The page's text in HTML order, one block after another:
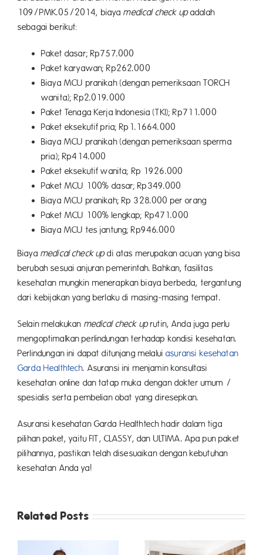
109/PMK.05/2014, biayamedical check upadalah
sebagai berikut:
Paket dasar; Rp757.000
Paket karyawan; Rp262.000
Biaya MCU pranikah (dengan pemeriksaan TORCH
wanita); Rp2.019.000
Paket Tenaga Kerja Indonesia (TKI); Rp711.000
Paket eksekutif pria; Rp1.1664.000
Biaya MCU pranikah (dengan pemeriksaan sperma
pria); Rp414.000
Paket eksekutif wanita; Rp 1926.000
Paket MCU 100% dasar; Rp349.000
Biaya MCU pranikah; Rp 328.000 per orang
Paket MCU 100% lengkap; Rp471.000
Biaya MCU tes jantung; Rp946.000
Biaya medical check updi atas merupakan acuan yang bisa
berubah sesuai anjuran pemerintah. Bahkan, fasilitas
kesehatan mungkin menerapkan biaya berbeda, tergantung
dari kebijakan yang berlaku di masing-masing tempat.
Selain melakukan medical check uprutin, Anda juga perlu
mengoptimalkan perlindungan terhadap kondisi kesehatan.
Perlindungan ini dapat ditunjang melaluiasuransi kesehatan
Garda Healthtech. Asuransi ini menjamin konsultasi
kesehatan online dan tatap muka dengan dokter umum /
spesialis serta pembelian obat yang diresepkan.
Asuransi kesehatan Garda Healthtech hadir dalam tiga
pilihan paket, yaitu FIT, CLASSY, dan ULTIMA. Apa pun paket
pilihannya, pastikan telah disesuaikan dengan kebutuhan
kesehatan Anda ya!
Related Posts